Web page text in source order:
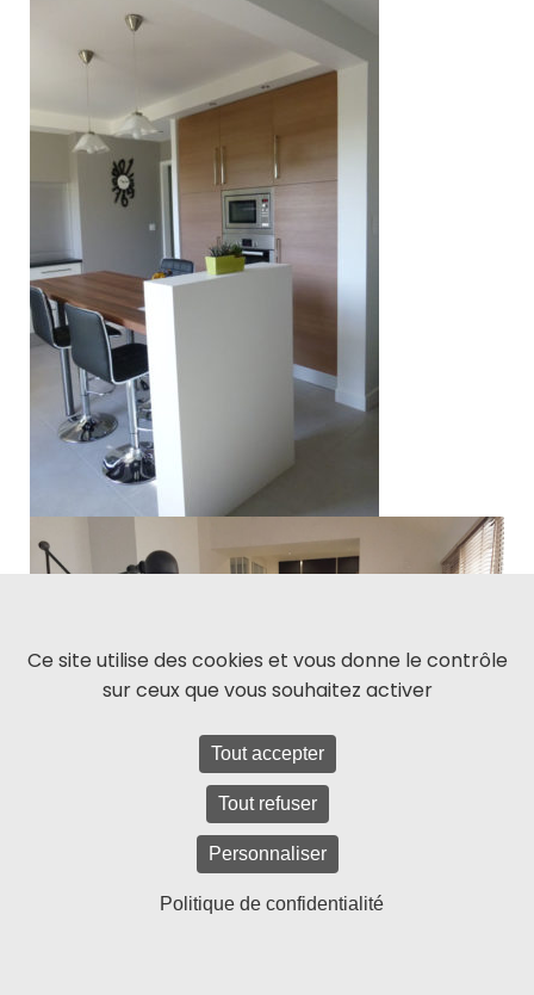
Ce site utilise des cookies et vous donne le contrôle
sur ceux que vous souhaitez activer
Tout accepter
Tout refuser
Personnaliser
Politique de confidentialité